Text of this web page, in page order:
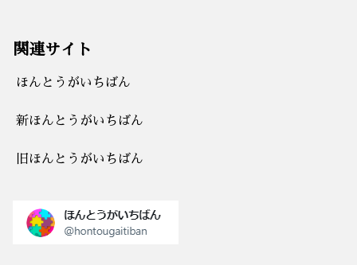
関連サイト
ほんとうがいちばん
新ほんとうがいちばん
旧ほんとうがいちばん